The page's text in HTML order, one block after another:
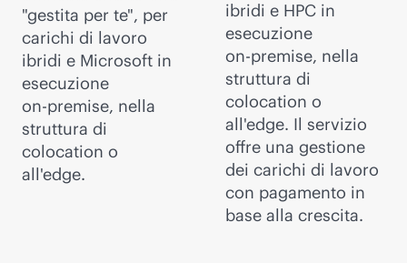
"gestita per te", per
carichi di lavoro
ibridi e Microsoft in
esecuzione
on-premise, nella
struttura di
colocation o
all'edge.
ibridi e HPC in
esecuzione
on-premise, nella
struttura di
colocation o
all'edge. Il servizio
offre una gestione
dei carichi di lavoro
con pagamento in
base alla crescita.